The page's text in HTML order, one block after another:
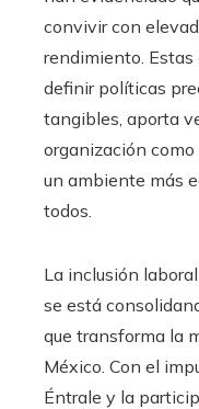
convivir con
rendimiento. Estas
definir políticas
tangibles, aporta
organización
un ambiente más
todos.
La inclusión
se está
que transforma la
México. Con el
Éntrale y la